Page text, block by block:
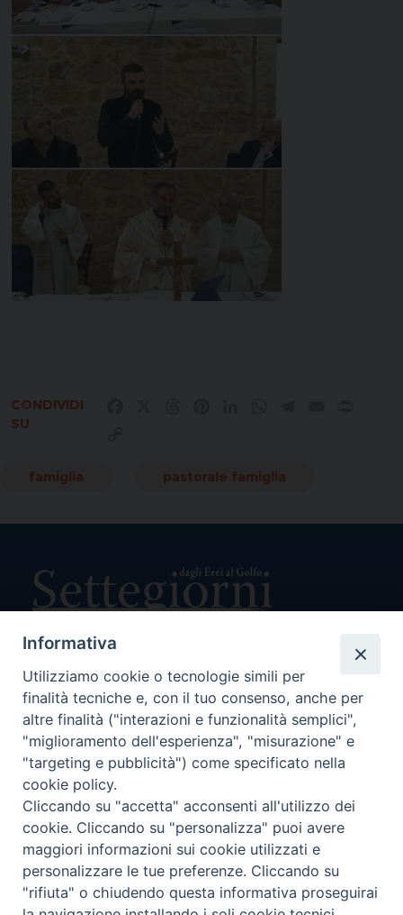
CONDIVIDI
SU
famiglia pastorale famiglia
Direttore Responsabile Giuseppe Rabita
Direttore Amministrativo Salvatore Bruno
Editore e Proprietà Opera di Religione della Diocesi di Piazza
Armerina,
Via Cammarata, 21 – Piazza Armerina
P. I. 01121870867
Autorizzazione Tribunale di Enna n. 113 del 24/2/2007
SEGUICI SU:
CHI SIAMO PRIVACY POLICY
Informativa
Utilizziamo cookie o tecnologie simili per
finalità tecniche e, con il tuo consenso, anche per
altre finalità ("interazioni e funzionalità semplici",
"miglioramento dell'esperienza", "misurazione" e
"targeting e pubblicità") come specificato nella
cookie policy.
Cliccando su "accetta" acconsenti all'utilizzo dei
cookie. Cliccando su "personalizza" puoi avere
maggiori informazioni sui cookie utilizzati e
personalizzare le tue preferenze. Cliccando su
"rifiuta" o chiudendo questa informativa proseguirai